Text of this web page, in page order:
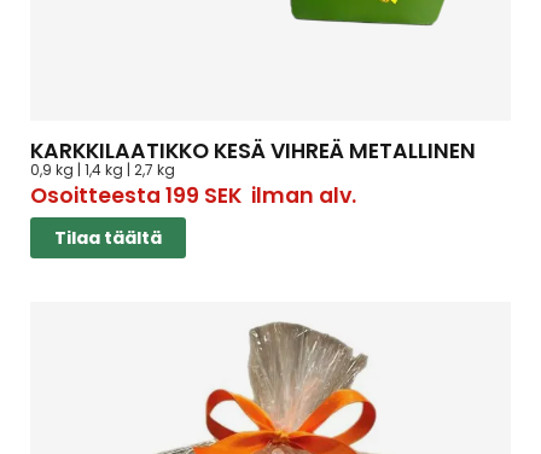
KARKKILAATIKKO KESÄ VIHREÄ METALLINEN
0,9 kg | 1,4 kg | 2,7 kg
Osoitteesta 199 SEKilman alv.
Tilaa täältä